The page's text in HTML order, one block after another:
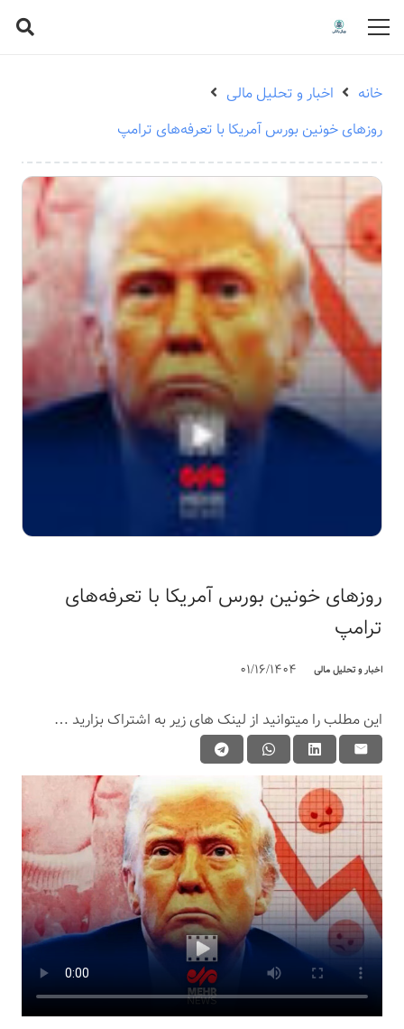
خانه
اخبار و تحلیل مالی
روزهای خونین بورس آمریکا با تعرفه‌های ترامپ
روزهای خونین بورس آمریکا با تعرفه‌های
ترامپ
اخبار و تحلیل مالی 01/16/1404
این مطلب را میتوانید از لینک های زیر به اشتراک بزارید …